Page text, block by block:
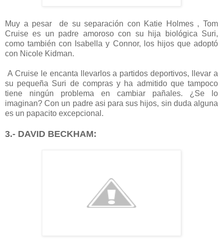
Muy a pesar de su separación con Katie Holmes , Tom
Cruise es un padre amoroso con su hija biológica Suri,
como también con Isabella y Connor, los hijos que adoptó
con Nicole Kidman.
A Cruise le encanta llevarlos a partidos deportivos, llevar a
su pequeña Suri de compras y ha admitido que tampoco
tiene ningún problema en cambiar pañales. ¿Se lo
imaginan? Con un padre asi para sus hijos, sin duda alguna
es un papacito excepcional.
3.- DAVID BECKHAM: